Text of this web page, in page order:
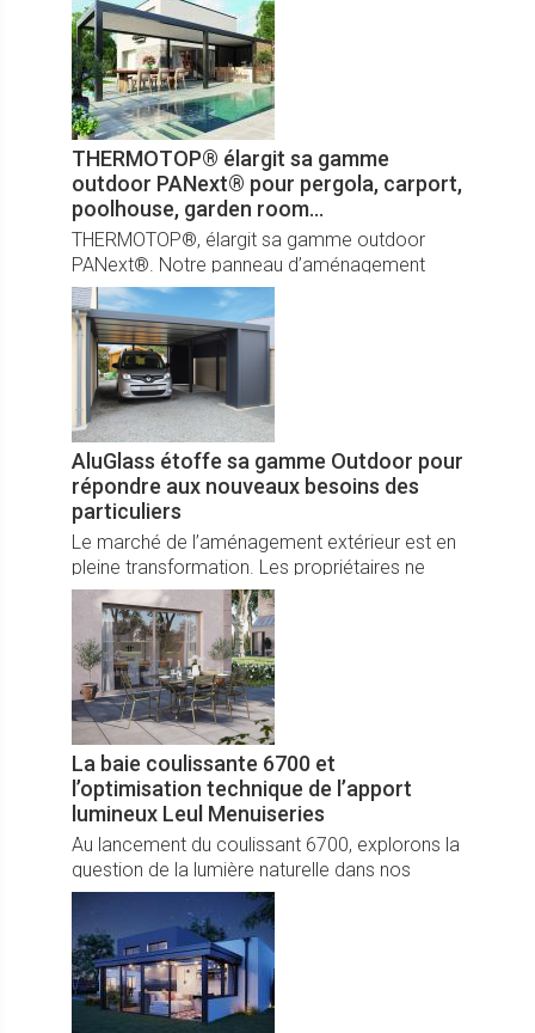
THERMOTOP® élargit sa gamme
outdoor PANext® pour pergola, carport,
poolhouse, garden room…
THERMOTOP®, élargit sa gamme outdoor
PANext®. Notre panneau d’aménagement
extérieur multi-usages pour la création de
pergola, carport, pool- house, garden room…
Déjà disponible en version toiture
autoportante, il s’utilise à présent en cloison
pour aménager des espaces uniques et
fonctionnels.
AluGlass étoffe sa gamme Outdoor pour
répondre aux nouveaux besoins des
particuliers
Le marché de l’aménagement extérieur est en
pleine transformation. Les propriétaires ne
cherchent plus uniquement à couvrir une
terrasse ou un véhicule. Ils veulent des
espaces polyvalents, esthétiques et
fonctionnels, capables de s’adapter à tous les
usages : abris de jardin, local technique,
poolhouses, espace de détente ou même
salle de sport.
La baie coulissante 6700 et
l’optimisation technique de l’apport
lumineux Leul Menuiseries
Au lancement du coulissant 6700, explorons la
question de la lumière naturelle dans nos
intérieurs. Comment la baie 6700 répond-elle
aux défis thermiques et lumineux liés aux
climats des régions, aux orientations des
pièces et aux spécificités de chacun ? Cet
article explore les choix d’un coulissant 6700
qui illumine nos espaces.